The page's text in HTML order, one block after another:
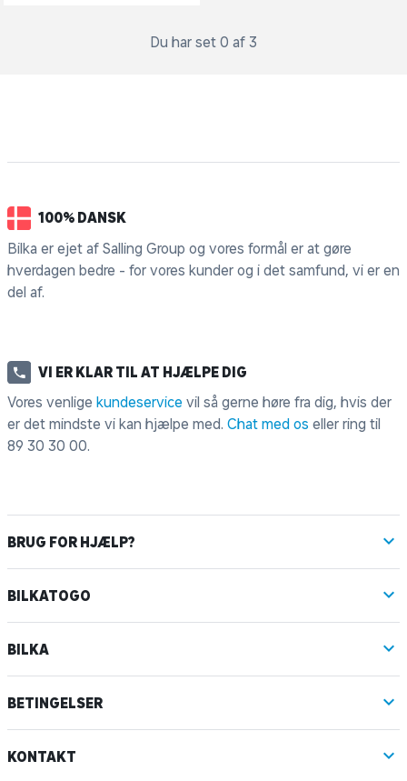
Du har set 0 af 3
100% DANSK
Bilka er ejet af Salling Group og vores formål er at gøre
hverdagen bedre - for vores kunder og i det samfund, vi er en
del af.
VI ER KLAR TIL AT HJÆLPE DIG
Vores venlige kundeservice vil så gerne høre fra dig, hvis der
er det mindste vi kan hjælpe med. Chat med os eller ring til
89 30 30 00.
BRUG FOR HJÆLP?
BILKATOGO
BILKA
BETINGELSER
KONTAKT